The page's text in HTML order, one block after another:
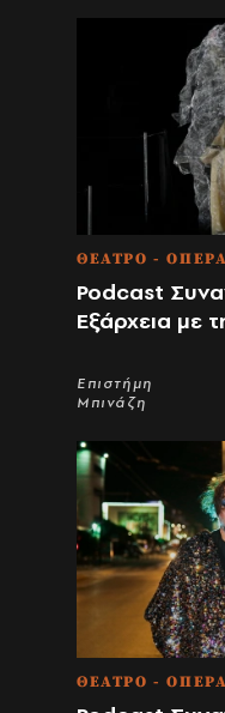
ΘΕΑΤΡΟ - ΟΠΕΡΑ
Podcast
Εξάρχεια με
Επιστήμη
Μπινάζη
ΘΕΑΤΡΟ - ΟΠΕΡΑ